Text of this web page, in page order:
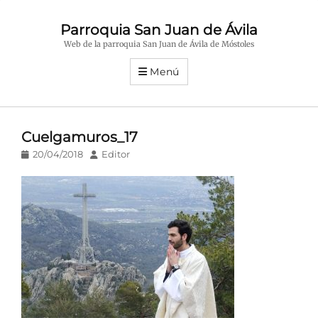
Parroquia San Juan de Ávila
Web de la parroquia San Juan de Ávila de Móstoles
Menú
Cuelgamuros_17
Publicado
20/04/2018 AutorEditor